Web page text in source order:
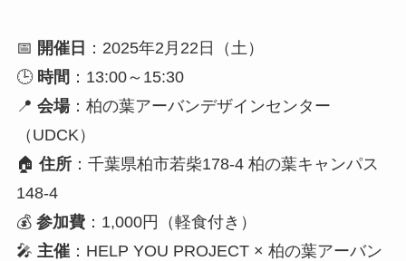
📅 開催日 ：2025年2月22日（土）
🕒 時間 ：13:00～15:30
📍 会場：柏の葉アーバンデザインセンター
（UDCK）
🏠 住所：千葉県柏市若柴178-4 柏の葉キャンパス
148-4
💰 参加費：1,000円（軽食付き）
🎤 主催：HELP YOU PROJECT × 柏の葉アーバン